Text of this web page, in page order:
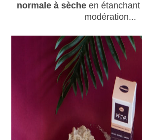
normale à sèche en
modération...